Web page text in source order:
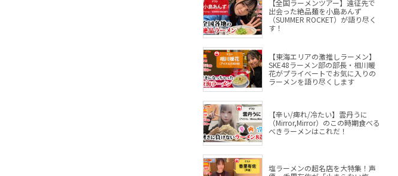
【全国ラーメンツアー】遠征先で
出会った絶品麺を小島あんず
（SUMMER ROCKET）が語り尽く
す！
【東海エリアの激推しラーメン】
SKE48ラーメン部の部長・相川暖
花がプライベートでお気に入りの
ラーメンを語り尽くします
【辛い/痺れ/冷たい】雲丹うに
（Mirror,Mirror）のこの時期食べる
べきラーメンはこれだ！
塩ラーメンの超名店を大特集！声